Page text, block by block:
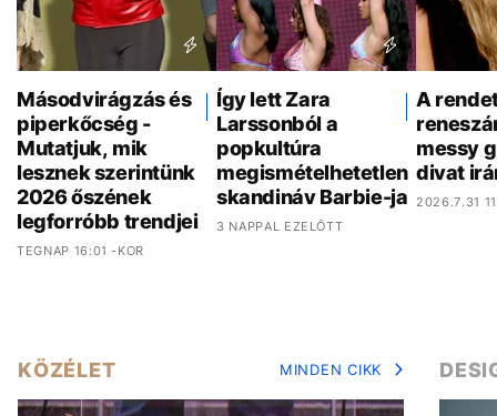
Másodvirágzás és
piperkőcség -
Mutatjuk, mik
lesznek szerintünk
2026 őszének
legforróbb trendjei
TEGNAP 16:01 -KOR
Így lett Zara
Larssonból a
popkultúra
megismételhetetlen
skandináv Barbie-ja
3 NAPPAL EZELŐTT
A
messy
divat
2026.7.31
KÖZÉLET MINDEN CIKK